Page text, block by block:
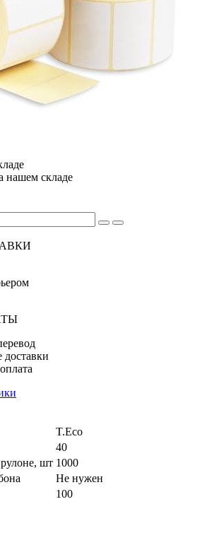
нашем складе
доставки
T.Eco
40
шт 1000
Не нужен
100